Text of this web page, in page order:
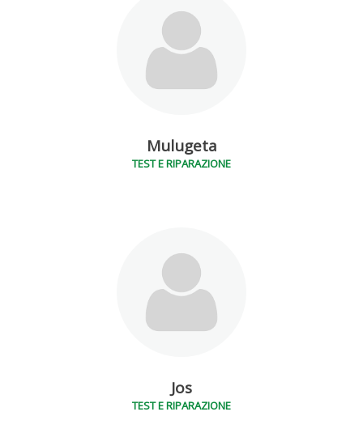
Mulugeta
TEST E RIPARAZIONE
Jos
TEST E RIPARAZIONE